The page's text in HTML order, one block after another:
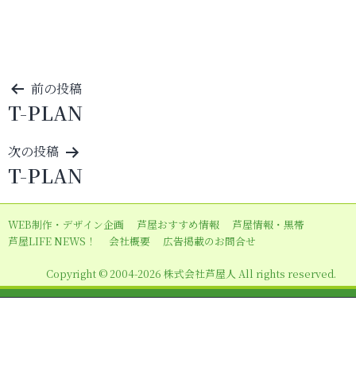
投
稿
ナ
ビ
ゲ
ー
シ
ン
前の投稿
T-PLAN
次の投稿
T-PLAN
WEB制作・デザイン企画 芦屋おすすめ情報
芦屋情報・黒帯
芦屋LIFE NEWS！
会社概要 広告掲載のお問合せ
Copyright © 2004-2026 株式会社芦屋人 All rights reserved.